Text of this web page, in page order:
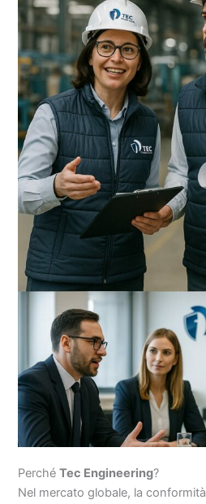
Perché Tec Engineering?
Nel mercato globale, la